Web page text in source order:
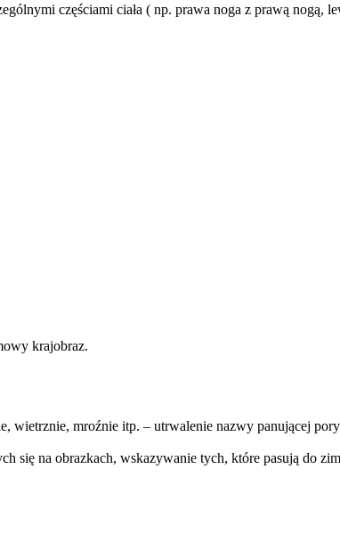
częściami ciała ( np. prawa noga z prawą nogą,
krajobraz.
wietrznie, mroźnie itp. – utrwalenie nazwy panującej
na obrazkach, wskazywanie tych, które pasują do